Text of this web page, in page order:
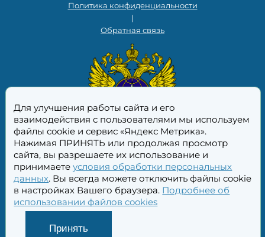
Политика конфиденциальности
|
Обратная связь
Для улучшения работы сайта и его
взаимодействия с пользователями мы используем
файлы cookie и сервис «Яндекс Метрика».
Нажимая ПРИНЯТЬ или продолжая просмотр
сайта, вы разрешаете их использование и
принимаетеусловия обработки персональных
данных. Вы всегда можете отключить файлы cookie
в настройках Вашего браузера. Подробнее об
использовании файлов cookies
Принять